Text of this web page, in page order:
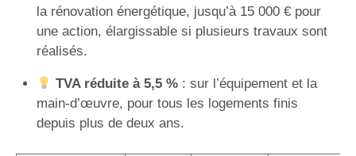
la rénovation énergétique, jusqu’à 15 000 € pour
une action, élargissable si plusieurs travaux sont
réalisés.
TVA réduite à 5,5 %: sur l’équipement et la
main-d’œuvre, pour tous les logements finis
depuis plus de deux ans.